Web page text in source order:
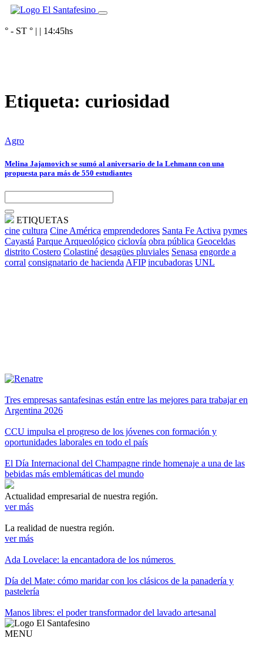
° - ST ° | | 14:45hs
Etiqueta: curiosidad
Agro
Melina Jajamovich se sumó al aniversario de la Lehmann con una
propuesta para más de 550 estudiantes
ETIQUETAS
cine cultura Cine América emprendedores Santa Fe Activa pymes
Cayastá Parque Arqueológico ciclovía obra pública Geoceldas
distrito Costero Colastiné desagües pluviales Senasa engorde a
corral consignatario de hacienda AFIP incubadoras UNL
Tres empresas santafesinas están entre las mejores para trabajar en
Argentina 2026
CCU impulsa el progreso de los jóvenes con formación y
oportunidades laborales en todo el país
El Día Internacional del Champagne rinde homenaje a una de las
bebidas más emblemáticas del mundo
Actualidad empresarial de nuestra región.
ver más
La realidad de nuestra región.
ver más
Ada Lovelace: la encantadora de los números
Día del Mate: cómo maridar con los clásicos de la panadería y
pastelería
Manos libres: el poder transformador del lavado artesanal
MENU